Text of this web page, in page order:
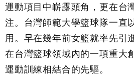
運動項目中嶄露頭角，更在台
注。台灣師範大學籃球隊一直
用。早在幾年前女籃就率先引
在台灣籃球領域內的一項重大
運動訓練相結合的先驅。